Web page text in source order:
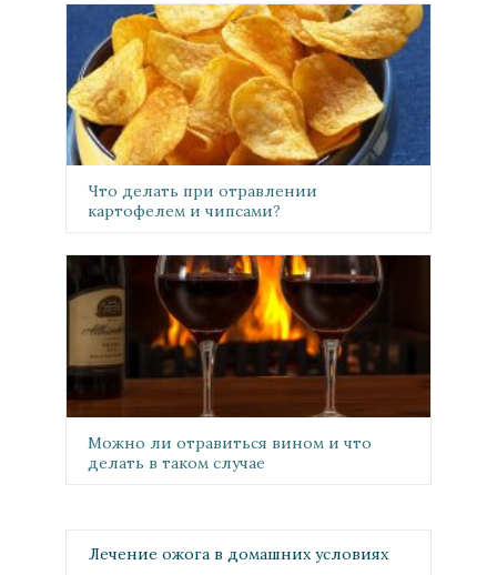
Что делать при отравлении
картофелем и чипсами?
Можно ли отравиться вином и что
делать в таком случае
Лечение ожога в домашних условиях